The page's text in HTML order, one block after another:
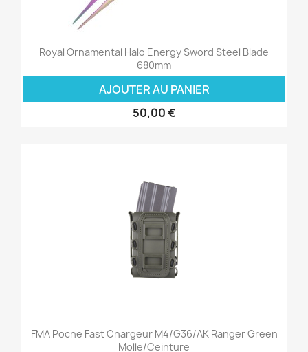
Royal Ornamental Halo Energy Sword Steel Blade
680mm
AJOUTER AU PANIER
50,00 €
FMA Poche Fast Chargeur M4/G36/AK Ranger Green
Molle/Ceinture